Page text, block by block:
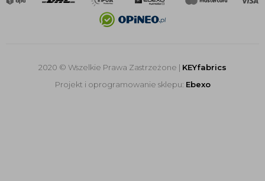
2020 © Wszelkie Prawa Zastrzeżone | KEYfabrics
Projekt i oprogramowanie sklepu: Ebexo